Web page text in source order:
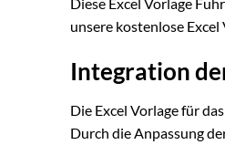
unsere kostenlose
Integration
Die Excel Vorlage für
Durch die Anpassung